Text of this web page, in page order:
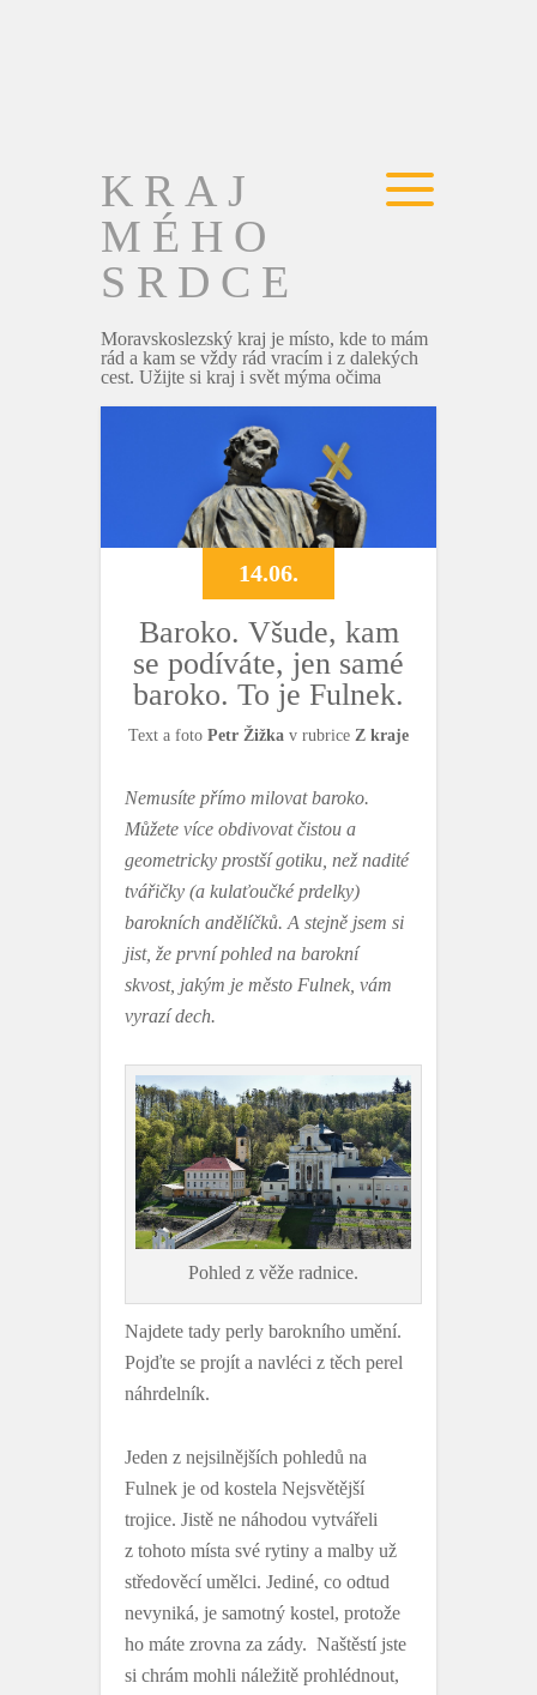
KRAJ
MÉHO
SRDCE
Moravskoslezský kraj je místo, kde to mám
rád a kam se vždy rád vracím i z dalekých
cest. Užijte si kraj i svět mýma očima
14.06.
Baroko. Všude, kam
se podíváte, jen samé
baroko. To je Fulnek.
Text a foto Petr Žižka v rubrice Z kraje
Nemusíte přímo milovat baroko.
Můžete více obdivovat čistou a
geometricky prostší gotiku, než nadité
tvářičky (a kulaťoučké prdelky)
barokních andělíčků. A stejně jsem si
jist, že první pohled na barokní
skvost, jakým je město Fulnek, vám
vyrazí dech.
Pohled z věže radnice.
Najdete tady perly barokního umění.
Pojďte se projít a navléci z těch perel
náhrdelník.
Jeden z nejsilnějších pohledů na
Fulnek je od kostela Nejsvětější
trojice. Jistě ne náhodou vytvářeli
z tohoto místa své rytiny a malby už
středověcí umělci. Jediné, co odtud
nevyniká, je samotný kostel, protože
ho máte zrovna za zády. Naštěstí jste
si chrám mohli náležitě prohlédnout,